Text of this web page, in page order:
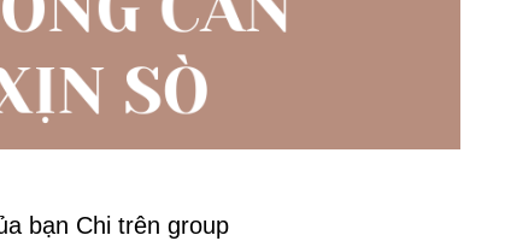
bạn Chi trên group